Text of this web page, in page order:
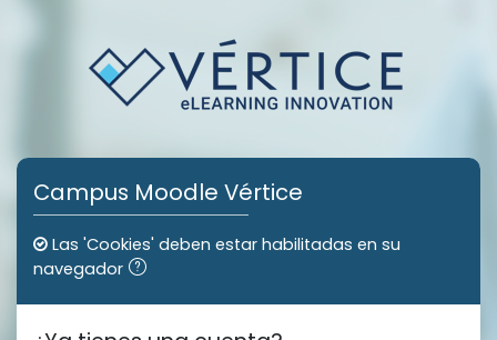
Campus Moodle Vértice
Las 'Cookies' deben estar habilitadas en su
navegador